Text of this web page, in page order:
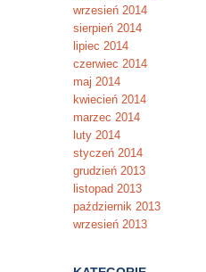
wrzesień 2014
sierpień 2014
lipiec 2014
czerwiec 2014
maj 2014
kwiecień 2014
marzec 2014
luty 2014
styczeń 2014
grudzień 2013
listopad 2013
październik 2013
wrzesień 2013